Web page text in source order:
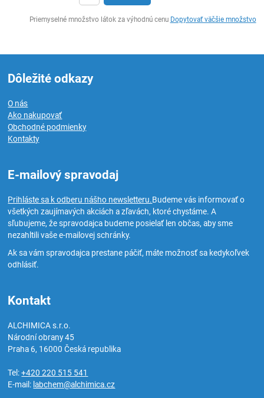
Priemyselné množstvo látok za výhodnú cenu Dopytovať väčšie množstvo
Dôležité odkazy
O nás
Ako nakupovať
Obchodné podmienky
Kontakty
E-mailový spravodaj
Prihláste sa k odberu nášho newsletteru.Budeme vás informovať o
všetkých zaujímavých akciách a zľavách, ktoré chystáme. A
sľubujeme, že spravodajca budeme posielať len občas, aby sme
nezahltili vaše e-mailovej schránky.
Ak sa vám spravodajca prestane páčiť, máte možnosť sa kedykoľvek
odhlásiť.
Kontakt
ALCHIMICA s.r.o.
Národní obrany 45
Praha 6, 16000Česká republika
Tel:+420 220 515 541
E-mail: labchem@alchimica.cz